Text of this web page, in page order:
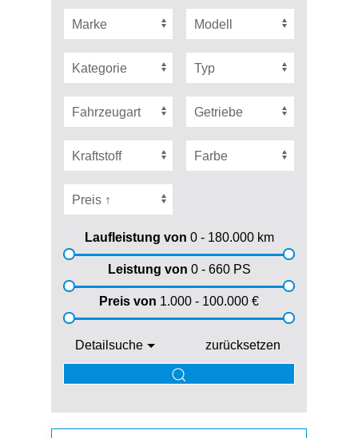
Laufleistung von 0 - 180.000km
Leistung von 0 - 660PS
Preis von 1.000 - 100.000 €
Detailsuche zurücksetzen